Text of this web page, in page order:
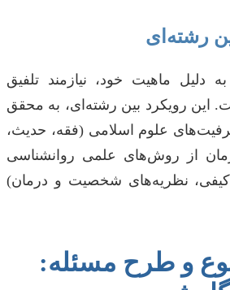
رشته‌ای
دلیل ماهیت خود، نیازمند تلفیق
این رویکرد بین رشته‌ای، به محقق
علوم اسلامی (فقه، حدیث،
از روش‌های علمی روانشناسی
نظریه‌های شخصیت و درمان)
و طرح مسئله: